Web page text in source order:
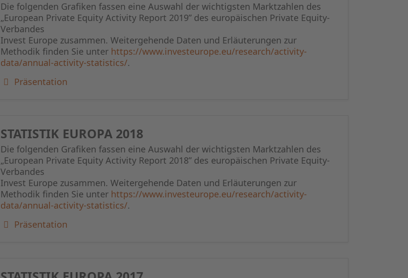
Die folgenden Grafiken fassen eine Auswahl der wichtigsten Marktzahlen des
„European Private Equity Activity Report 2019” des europäischen Private Equity-
Verbandes
Invest Europe zusammen. Weitergehende Daten und Erläuterungen zur
Methodik finden Sie unter https://www.investeurope.eu/research/activity-
data/annual-activity-statistics/.
Präsentation
STATISTIK EUROPA 2018
Die folgenden Grafiken fassen eine Auswahl der wichtigsten Marktzahlen des
„European Private Equity Activity Report 2018” des europäischen Private Equity-
Verbandes
Invest Europe zusammen. Weitergehende Daten und Erläuterungen zur
Methodik finden Sie unter https://www.investeurope.eu/research/activity-
data/annual-activity-statistics/.
Präsentation